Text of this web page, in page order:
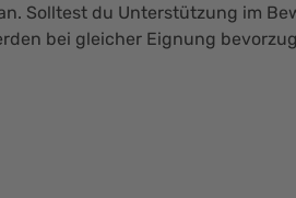
Solltest du Unterstützung im
bei gleicher Eignung